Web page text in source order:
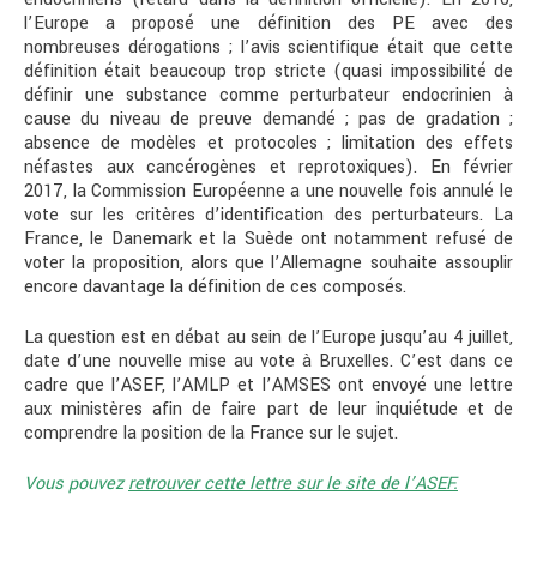
l’Europe a proposé une définition des PE avec des
nombreuses dérogations ; l’avis scientifique était que cette
définition était beaucoup trop stricte (quasi impossibilité de
définir une substance comme perturbateur endocrinien à
cause du niveau de preuve demandé ; pas de gradation ;
absence de modèles et protocoles ; limitation des effets
néfastes aux cancérogènes et reprotoxiques). En février
2017, la Commission Européenne a une nouvelle fois annulé le
vote sur les critères d’identification des perturbateurs. La
France, le Danemark et la Suède ont notamment refusé de
voter la proposition, alors que l’Allemagne souhaite assouplir
encore davantage la définition de ces composés.
La question est en débat au sein de l’Europe jusqu’au 4 juillet,
date d’une nouvelle mise au vote à Bruxelles. C’est dans ce
cadre que l’ASEF, l’AMLP et l’AMSES ont envoyé une lettre
aux ministères afin de faire part de leur inquiétude et de
comprendre la position de la France sur le sujet.
Vous pouvezretrouver cette lettre sur le site de l’ASEF.